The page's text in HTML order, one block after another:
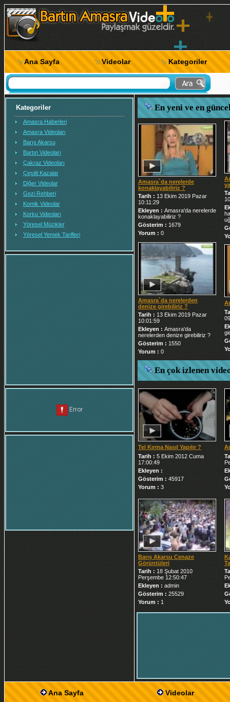
Ana Sayfa Videolar Kategoriler
Kategoriler
Amasra Haberleri
Amasra Videoları
Barış Akarsu
Bartın Videoları
Çakraz Videoları
Çeşitli Kazalar
Diğer Videolar
Gezi Rehberi
Komik Videolar
Korku Videoları
Yöresel Müzikler
Yöresel Yemek Tarifleri
En yeni ve en
Amasra`da nerelerde
konaklayabiliriz ?
Tarih : 13 Ekim 2019 Pazar
10:11:29
Ekleyen : Amasra'da nerelerde
konaklayabiliriz ?
Gösterim : 1679
Yorum : 0
Amasra`da nerelerden
denize girebiliriz ?
Tarih : 13 Ekim 2019 Pazar
10:01:59
Ekleyen : Amasra'da
nerelerden denize girebiliriz ?
Gösterim : 1550
Yorum : 0
En çok izlenen
Tel Kırma Nasıl Yapılır ?
Tarih : 5 Ekim 2012 Cuma
17:00:49
Ekleyen :
Gösterim : 45917
Yorum : 3
Barış Akarsu Cenaze
Görüntüleri
Tarih : 18 Şubat 2010
Perşembe 12:50:47
Ekleyen : admin
Gösterim : 25529
Yorum : 1
Ana Sayfa Videolar